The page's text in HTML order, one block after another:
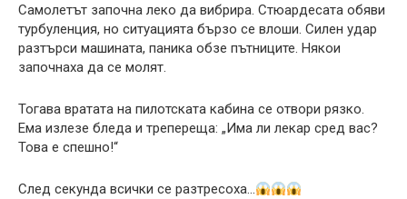
Самолетът започна леко да вибрира. Стюардесата обяви
турбуленция, но ситуацията бързо се влоши. Силен удар
разтърси машината, паника обзе пътниците. Някои
започнаха да се молят.
Тогава вратата на пилотската кабина се отвори рязко.
Ема излезе бледа и трепереща: „Има ли лекар сред вас?
Това е спешно!“
След секунда всички се разтресоха…